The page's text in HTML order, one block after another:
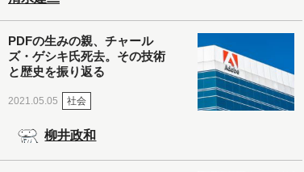
PDFの生みの親、チャール
ズ・ゲシキ氏死去。その技術
と歴史を振り返る
2021.05.05 社会
柳井政和